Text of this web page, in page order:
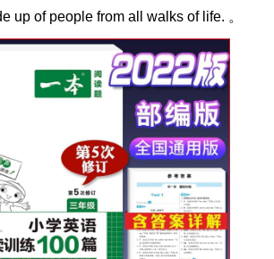
up of people from all walks of life. 。